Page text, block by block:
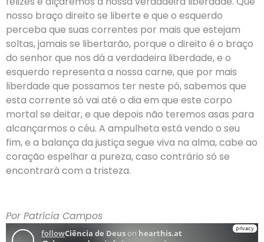
nosso braço direito se liberte e que o esquerdo
perceba que suas correntes por mais que estejam
soltas, jamais se libertarão, porque o direito é o braço
do senhor que nos dá a verdadeira liberdade, e o
esquerdo representa a nossa carne, que por mais
liberdade que possamos ter neste pó, sabemos que
esta corrente só vai até o dia em que este corpo
mortal se deitar, e que depois não teremos asas para
alcançarmos o céu. A ampulheta está vendo o seu
fim, e a balança da justiça segue viva na alma, cabe ao
coração espelhar a pureza, caso contrário só se
encontrará com a tristeza.
Por Patrícia Campos